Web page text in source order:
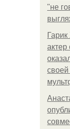
"не
актер
своей